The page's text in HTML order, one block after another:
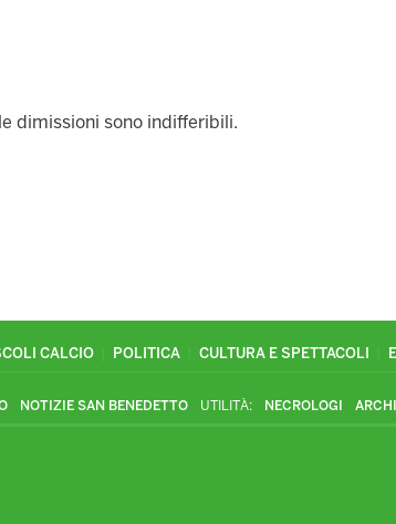
dimissioni sono indifferibili.
CALCIO POLITICA CULTURA E SPETTACOLI
NOTIZIE SAN BENEDETTO UTILITÀ: NECROLOGI